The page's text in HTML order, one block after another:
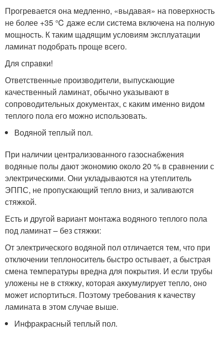
Прогревается она медленно, «выдавая» на поверхность
не более +35 ℃ даже если система включена на полную
мощность. К таким щадящим условиям эксплуатации
ламинат подобрать проще всего.
Для справки!
Ответственные производители, выпускающие
качественный ламинат, обычно указывают в
сопроводительных документах, с каким именно видом
теплого пола его можно использовать.
Водяной теплый пол.
При наличии централизованного газоснабжения
водяные полы дают экономию около 20 % в сравнении с
электрическими. Они укладываются на утеплитель
ЭППС, не пропускающий тепло вниз, и заливаются
стяжкой.
Есть и другой вариант монтажа водяного теплого пола
под ламинат – без стяжки:
От электрического водяной пол отличается тем, что при
отключении теплоноситель быстро остывает, а быстрая
смена температуры вредна для покрытия. И если трубы
уложены не в стяжку, которая аккумулирует тепло, оно
может испортиться. Поэтому требования к качеству
ламината в этом случае выше.
Инфракрасный теплый пол.